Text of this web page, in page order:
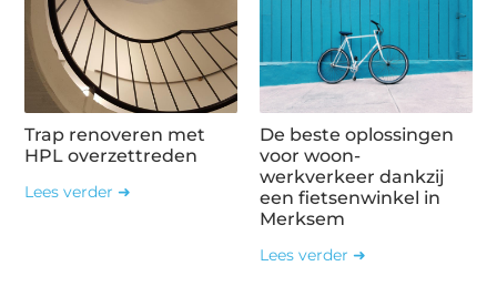
Trap renoveren met
HPL overzettreden
Lees verder ➜
De beste oplossingen
voor woon-
werkverkeer dankzij
een fietsenwinkel in
Merksem
Lees verder ➜